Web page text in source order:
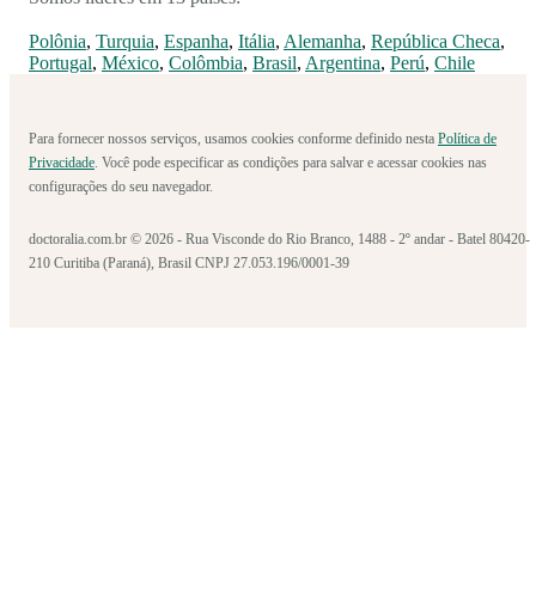
Polônia, Turquia, Espanha, Itália, Alemanha, República Checa,
Portugal, México, Colômbia, Brasil, Argentina, Perú, Chile
Para fornecer nossos serviços, usamos cookies conforme definido nesta Política de
Privacidade. Você pode especificar as condições para salvar e acessar cookies nas
configurações do seu navegador.
doctoralia.com.br © 2026 - Rua Visconde do Rio Branco, 1488 - 2º andar - Batel 80420-
210 Curitiba (Paraná), Brasil CNPJ 27.053.196/0001-39